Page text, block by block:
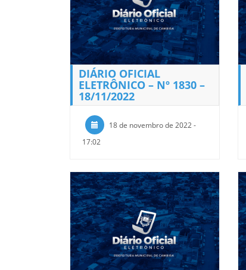
DIÁRIO OFICIAL
ELETRÔNICO – Nº 1830 –
18/11/2022
18 de novembro de 2022 -
17:02